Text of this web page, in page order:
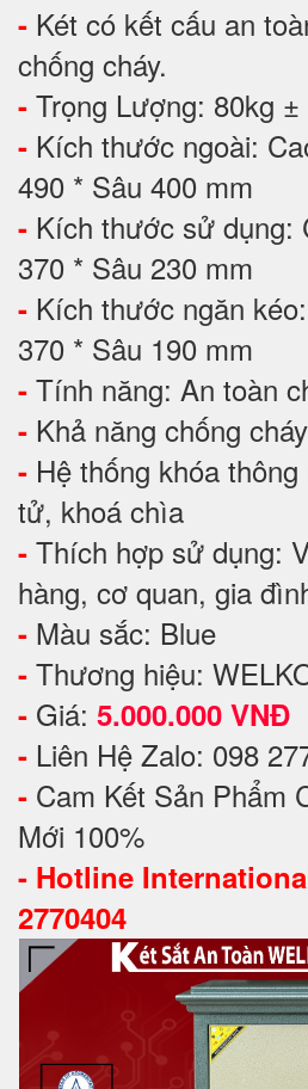
- Két có kết cấu an
chống cháy.
- Trọng Lượng: 80kg ±
- Kích thước ngoài:
490 * Sâu 400 mm
- Kích thước sử dụng:
370 * Sâu 230 mm
- Kích thước ngăn
370 * Sâu 190 mm
- Tính năng: An toàn
- Khả năng chống
- Hệ thống khóa
tử, khoá chìa
- Thích hợp sử dụng:
hàng, cơ quan, gia
- Màu sắc: Blue
- Thương hiệu:
- Giá: 5.000.000 VNĐ
- Liên Hệ Zalo: 098
- Cam Kết Sản Phẩm
Mới 100%
- Hotline
2770404